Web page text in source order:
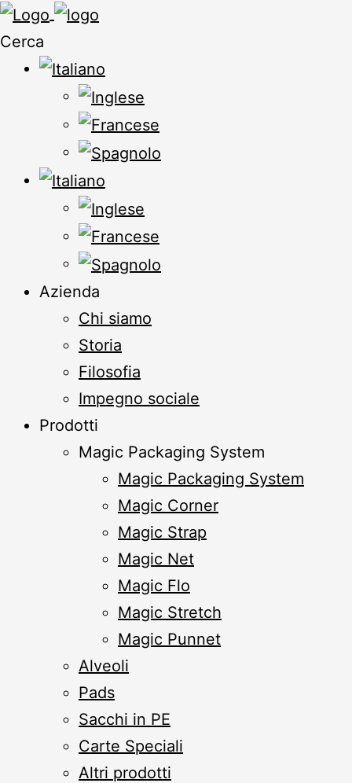
Cerca
Azienda
Chi siamo
Storia
Filosofia
Impegno sociale
Prodotti
Magic Packaging System
Magic Packaging System
Magic Corner
Magic Strap
Magic Net
Magic Flo
Magic Stretch
Magic Punnet
Alveoli
Pads
Sacchi in PE
Carte Speciali
Altri prodotti